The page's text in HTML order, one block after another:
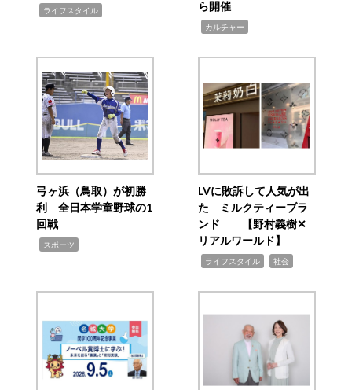
ライフスタイル
ら開催
カルチャー
弓ヶ浜（鳥取）が初勝
利 全日本学童野球の1
回戦
スポーツ
LVに敗訴して人気が出
た ミルクティーブラ
ンド 【野村義樹✕
リアルワールド】
ライフスタイル 社会